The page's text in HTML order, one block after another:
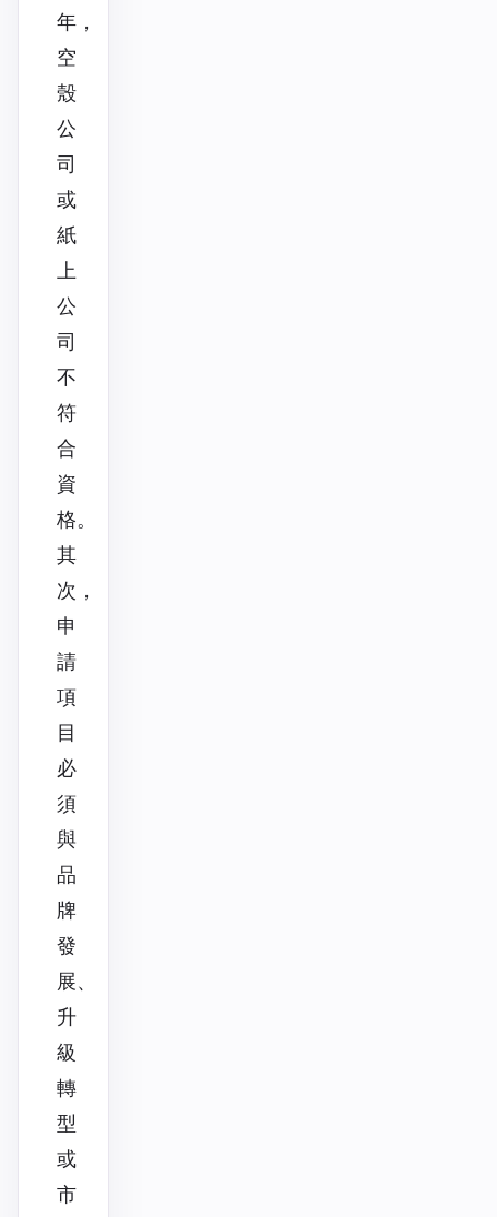
年，
空
殼
公
司
或
紙
上
公
司
不
符
合
資
格。
其
次，
申
請
項
目
必
須
與
品
牌
發
展、
升
級
轉
型
或
市